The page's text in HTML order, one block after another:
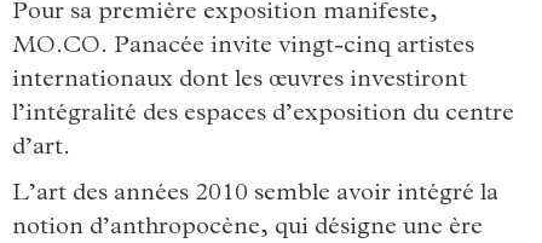
Pour sa première exposition manifeste,
MO.CO. Panacée invite vingt-cinq artistes
internationaux dont les œuvres investiront
l’intégralité des espaces d’exposition du centre
d’art.
L’art des années 2010 semble avoir intégré la
notion d’anthropocène, qui désigne une ère